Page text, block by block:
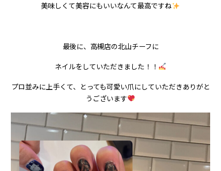
美味しくて美容にもいいなんて最高ですね
最後に、 高槻店の北山チーフに
ネイルをしていただきました！！
プロ並みに上手くて、とっても可愛い爪にしていただきありがと
うございます